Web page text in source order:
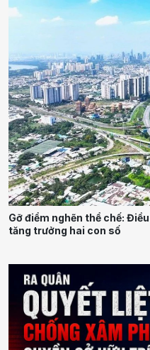
Gỡ điểm nghẽn thể chế:
tăng trưởng hai con số